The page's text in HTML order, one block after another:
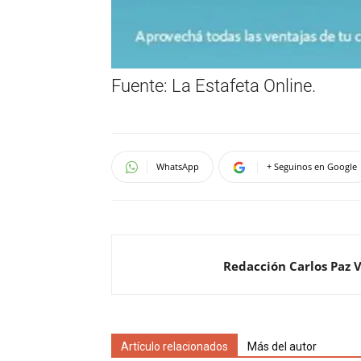
Fuente: La Estafeta Online.
WhatsApp + Seguinos en Google
Redacción Carlos Paz
Artículo relacionados Más del autor